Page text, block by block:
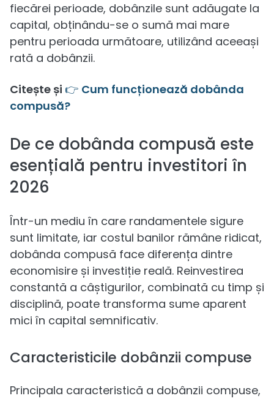
fiecărei perioade, dobânzile sunt adăugate la
capital, obținându-se o sumă mai mare
pentru perioada următoare, utilizând aceeași
rată a dobânzii.
Citește și 👉 Cum funcționează dobânda
compusă?
De ce dobânda compusă este
esențială pentru investitori în
2026
Într-un mediu în care randamentele sigure
sunt limitate, iar costul banilor rămâne ridicat,
dobânda compusă face diferența dintre
economisire și investiție reală. Reinvestirea
constantă a câștigurilor, combinată cu timp și
disciplină, poate transforma sume aparent
mici în capital semnificativ.
Caracteristicile dobânzii compuse
Principala caracteristică a dobânzii compuse,